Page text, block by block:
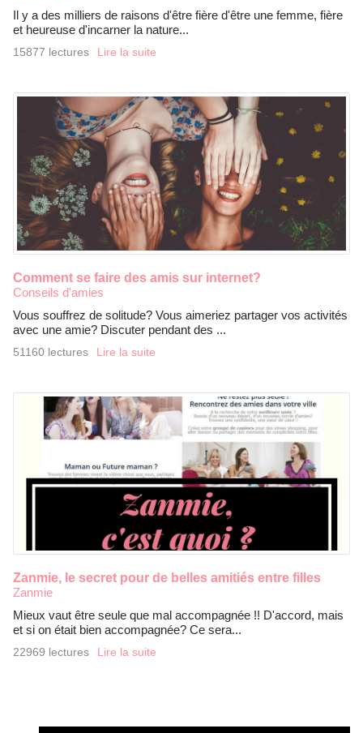
Il y a des milliers de raisons d'être fière d'être une femme, fière
et heureuse d'incarner la nature...
15877 lectures Lire la suite
Comment se faire des amis sur internet?
Conseils d'amies
Vous souffrez de solitude? Vous aimeriez partager vos activités
avec une amie? Discuter pendant des ...
51160 lectures Lire la suite
Zanmie, le secret pour de belles amitiés entre filles
Zanmie
Mieux vaut être seule que mal accompagnée !! D'accord, mais
et si on était bien accompagnée? Ce sera...
22969 lectures Lire la suite